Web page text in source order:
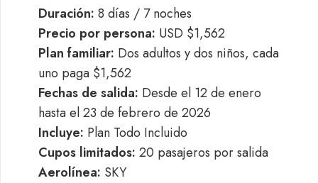
Duración: 8 días / 7 noches
Precio por persona: USD $1,562
Plan familiar: Dos adultos y dos niños, cada
uno paga $1,562
Fechas de salida: Desde el 12 de enero
hasta el 23 de febrero de 2026
Incluye: Plan Todo Incluido
Cupos limitados: 20 pasajeros por salida
Aerolínea: SKY